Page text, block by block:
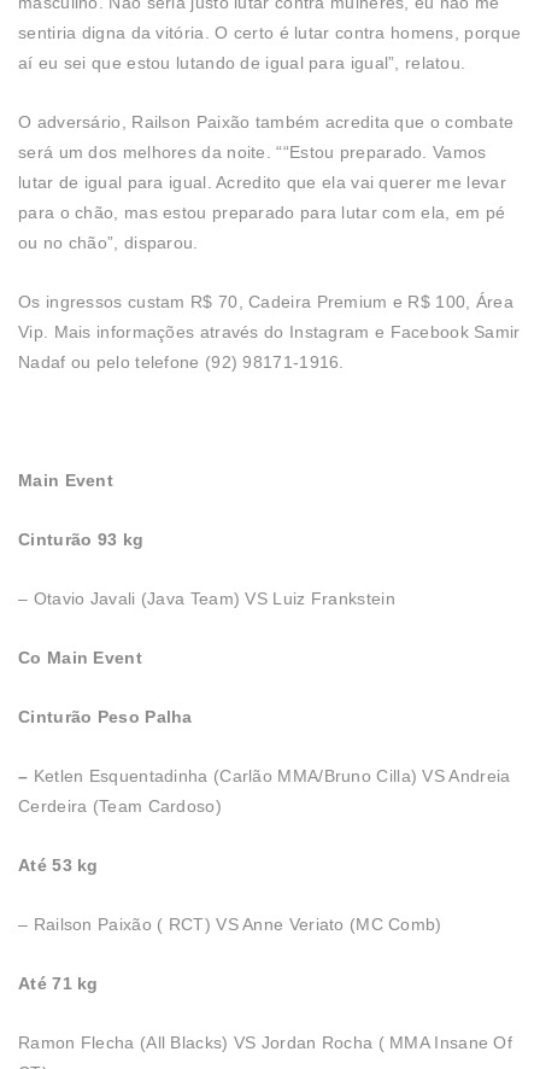
sentiria digna da vitória. O certo é lutar contra homens, porque
aí eu sei que estou lutando de igual para igual”, relatou.
O adversário, Railson Paixão também acredita que o combate
será um dos melhores da noite. ““Estou preparado. Vamos
lutar de igual para igual. Acredito que ela vai querer me levar
para o chão, mas estou preparado para lutar com ela, em pé
ou no chão”, disparou.
Os ingressos custam R$ 70, Cadeira Premium e R$ 100, Área
Vip. Mais informações através do Instagram e Facebook Samir
Nadaf ou pelo telefone (92) 98171-1916.
Main Event
Cinturão 93 kg
– Otavio Javali (Java Team) VS Luiz Frankstein
Co Main Event
Cinturão Peso Palha
– Ketlen Esquentadinha (Carlão MMA/Bruno Cilla) VS Andreia
Cerdeira (Team Cardoso)
Até 53 kg
– Railson Paixão ( RCT) VS Anne Veriato (MC Comb)
Até 71 kg
Ramon Flecha (All Blacks) VS Jordan Rocha ( MMA Insane Of